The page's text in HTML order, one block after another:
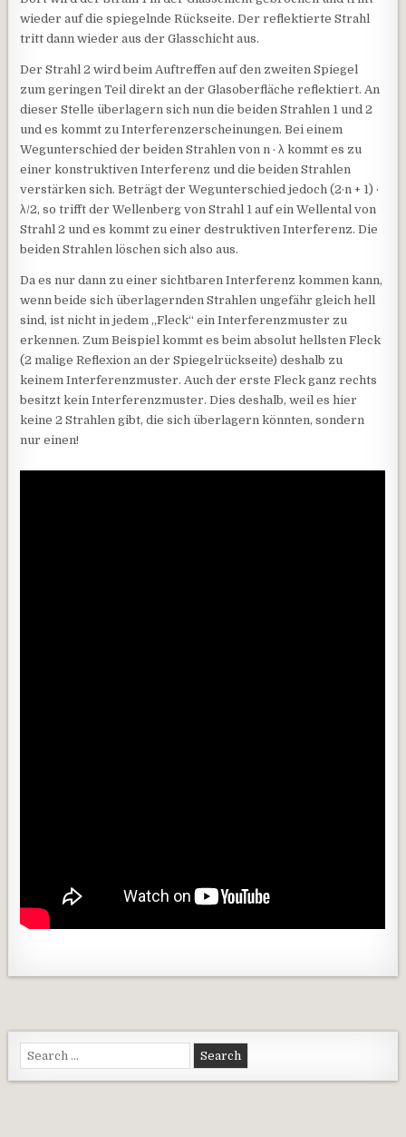
wieder auf die spiegelnde Rückseite. Der reflektierte Strahl
tritt dann wieder aus der Glasschicht aus.
Der Strahl 2 wird beim Auftreffen auf den zweiten Spiegel
zum geringen Teil direkt an der Glasoberfläche reflektiert. An
dieser Stelle überlagern sich nun die beiden Strahlen 1 und 2
und es kommt zu Interferenzerscheinungen. Bei einem
Wegunterschied der beiden Strahlen von n · λ kommt es zu
einer konstruktiven Interferenz und die beiden Strahlen
verstärken sich. Beträgt der Wegunterschied jedoch (2·n + 1) ·
λ/2, so trifft der Wellenberg von Strahl 1 auf ein Wellental von
Strahl 2 und es kommt zu einer destruktiven Interferenz. Die
beiden Strahlen löschen sich also aus.
Da es nur dann zu einer sichtbaren Interferenz kommen kann,
wenn beide sich überlagernden Strahlen ungefähr gleich hell
sind, ist nicht in jedem „Fleck“ ein Interferenzmuster zu
erkennen. Zum Beispiel kommt es beim absolut hellsten Fleck
(2 malige Reflexion an der Spiegelrückseite) deshalb zu
keinem Interferenzmuster. Auch der erste Fleck ganz rechts
besitzt kein Interferenzmuster. Dies deshalb, weil es hier
keine 2 Strahlen gibt, die sich überlagern könnten, sondern
nur einen!
Search for: